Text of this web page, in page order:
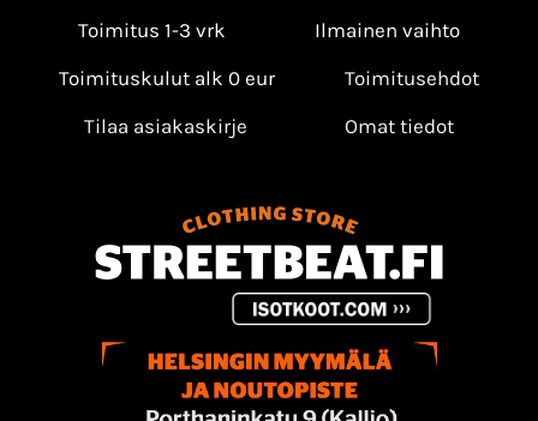
Toimitus 1-3 vrk
Ilmainen vaihto
Toimituskulut alk 0 eur
Toimitusehdot
Tilaa asiakaskirje
Omat tiedot